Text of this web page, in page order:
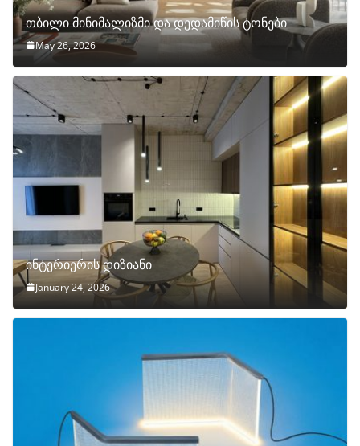
თბილი მინიმალიზმი და დედამიწის ტონები
May 26, 2026
ინტერიერის დიზიანი
January 24, 2026